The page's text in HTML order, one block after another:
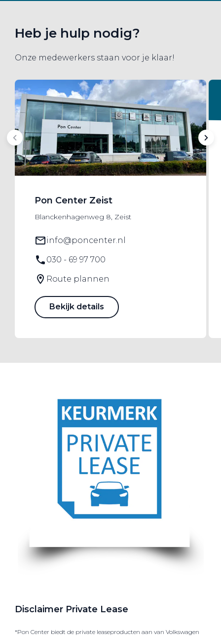
Heb je hulp nodig?
Onze medewerkers staan voor je klaar!
Pon Center Zeist
Blanckenhagenweg 8, Zeist
info@poncenter.nl
030 - 69 97 700
Route plannen
Bekijk details
Disclaimer Private Lease
*Pon Center biedt de private leaseproducten aan van Volkswagen